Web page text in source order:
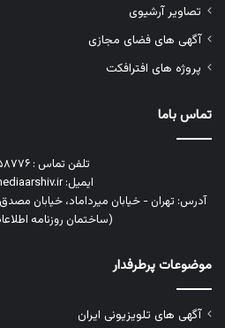
تصاویر آرشیوی
آگهی های فضای مجازی
پروژه های افترافکت
تماس باما
تلفن تماس : ۰۲۱۷۱۰۵۸۷۷۶
ایمیل: info@mediaarshiv.ir
(ساختمان روزنامه
موضوعات پرطرفدار
آگهی های تلویزیونی ایران